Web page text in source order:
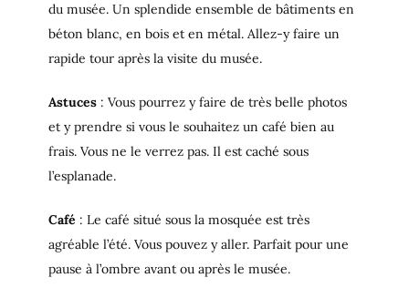
du musée. Un splendide ensemble de bâtiments en
béton blanc, en bois et en métal. Allez-y faire un
rapide tour après la visite du musée.
Astuces : Vous pourrez y faire de très belle photos
et y prendre si vous le souhaitez un café bien au
frais. Vous ne le verrez pas. Il est caché sous
l’esplanade.
Café : Le café situé sous la mosquée est très
agréable l’été. Vous pouvez y aller. Parfait pour une
pause à l’ombre avant ou après le musée.